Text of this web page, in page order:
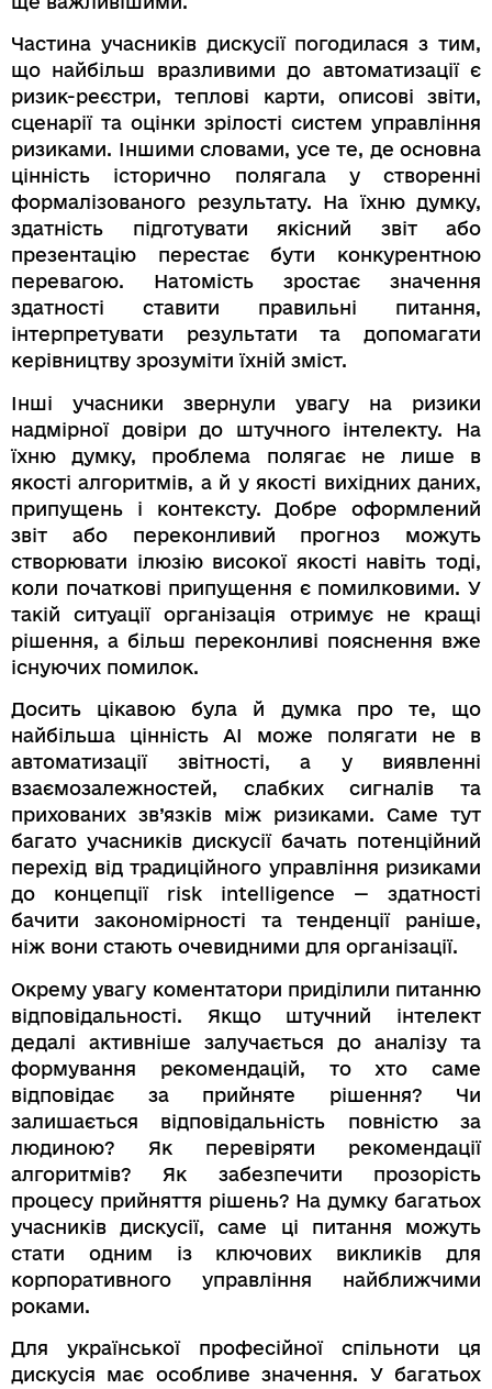
Частина учасників дискусії погодилася з тим,
що найбільш вразливими до автоматизації є
ризик-реєстри, теплові карти, описові звіти,
сценарії та оцінки зрілості систем управління
ризиками. Іншими словами, усе те, де основна
цінність історично полягала у створенні
формалізованого результату. На їхню думку,
здатність підготувати якісний звіт або
презентацію перестає бути конкурентною
перевагою. Натомість зростає значення
здатності ставити правильні питання,
інтерпретувати результати та допомагати
керівництву зрозуміти їхній зміст.
Інші учасники звернули увагу на ризики
надмірної довіри до штучного інтелекту. На
їхню думку, проблема полягає не лише в
якості алгоритмів, а й у якості вихідних даних,
припущень і контексту. Добре оформлений
звіт або переконливий прогноз можуть
створювати ілюзію високої якості навіть тоді,
коли початкові припущення є помилковими. У
такій ситуації організація отримує не кращі
рішення, а більш переконливі пояснення вже
існуючих помилок.
Досить цікавою була й думка про те, що
найбільша цінність AI може полягати не в
автоматизації звітності, а у виявленні
взаємозалежностей, слабких сигналів та
прихованих зв’язків між ризиками. Саме тут
багато учасників дискусії бачать потенційний
перехід від традиційного управління ризиками
до концепції risk intelligence — здатності
бачити закономірності та тенденції раніше,
ніж вони стають очевидними для організації.
Окрему увагу коментатори приділили питанню
відповідальності. Якщо штучний інтелект
дедалі активніше залучається до аналізу та
формування рекомендацій, то хто саме
відповідає за прийняте рішення? Чи
залишається відповідальність повністю за
людиною? Як перевіряти рекомендації
алгоритмів? Як забезпечити прозорість
процесу прийняття рішень? На думку багатьох
учасників дискусії, саме ці питання можуть
стати одним із ключових викликів для
корпоративного управління найближчими
роками.
Для української професійної спільноти ця
дискусія має особливе значення. У багатьох